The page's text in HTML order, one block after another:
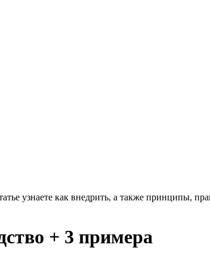
узнаете как внедрить, а также принципы,
+ 3 примера